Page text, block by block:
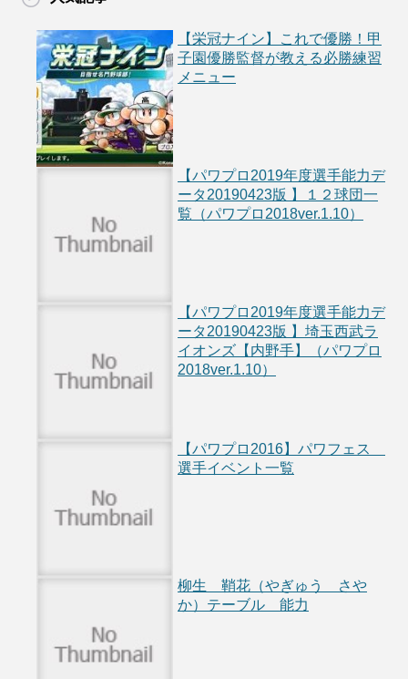
【栄冠ナイン】これで優勝！甲
子園優勝監督が教える必勝練習
メニュー
【パワプロ2019年度選手能力デ
ータ20190423版 】１２球団一
覧（パワプロ2018ver.1.10）
【パワプロ2019年度選手能力デ
ータ20190423版 】埼玉西武ラ
イオンズ【内野手】（パワプロ
2018ver.1.10）
【パワプロ2016】パワフェス
選手イベント一覧
柳生 鞘花（やぎゅう さや
か）テーブル 能力